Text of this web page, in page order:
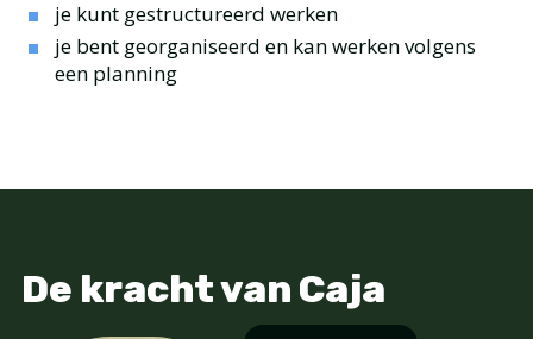
je kunt gestructureerd werken
je bent georganiseerd en kan werken volgens
een planning
De kracht van Caja